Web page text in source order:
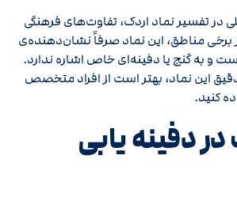
در تفسیر نماد اردک، تفاوت‌های فرهنگی
مناطق، این نماد صرفاً نشان‌دهنده‌ی
و به گنج یا دفینه‌ای خاص اشاره ندارد.
دقیق این نماد، بهتر است از افراد متخصص
کنید.
در دفینه یابی